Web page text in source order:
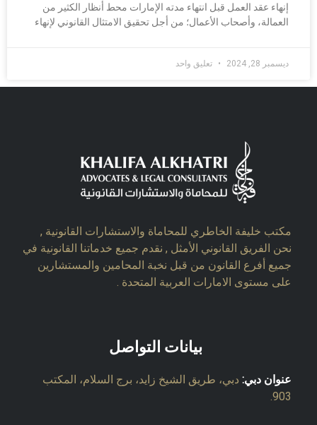
إنهاء عقد العمل قبل انتهاء مدته الإمارات محط أنظار الكثير من
العمالة، وأصحاب الأعمال؛ من أجل تحقيق الامتثال القانوني لإنهاء
ديسمبر 28, 2024 تعليق واحد
مكتب خليفة الخاطري للمحاماة والاستشارات القانونية ,
نحن الفريق القانوني الأمثل , نقدم جميع خدماتنا القانونية في
جميع أفرع القانون من قبل نخبة المحامين والمستشارين
على مستوى الامارات العربية المتحدة .
بيانات التواصل
عنوان دبي: دبي، طريق الشيخ زايد، برج السلام، المكتب
903.